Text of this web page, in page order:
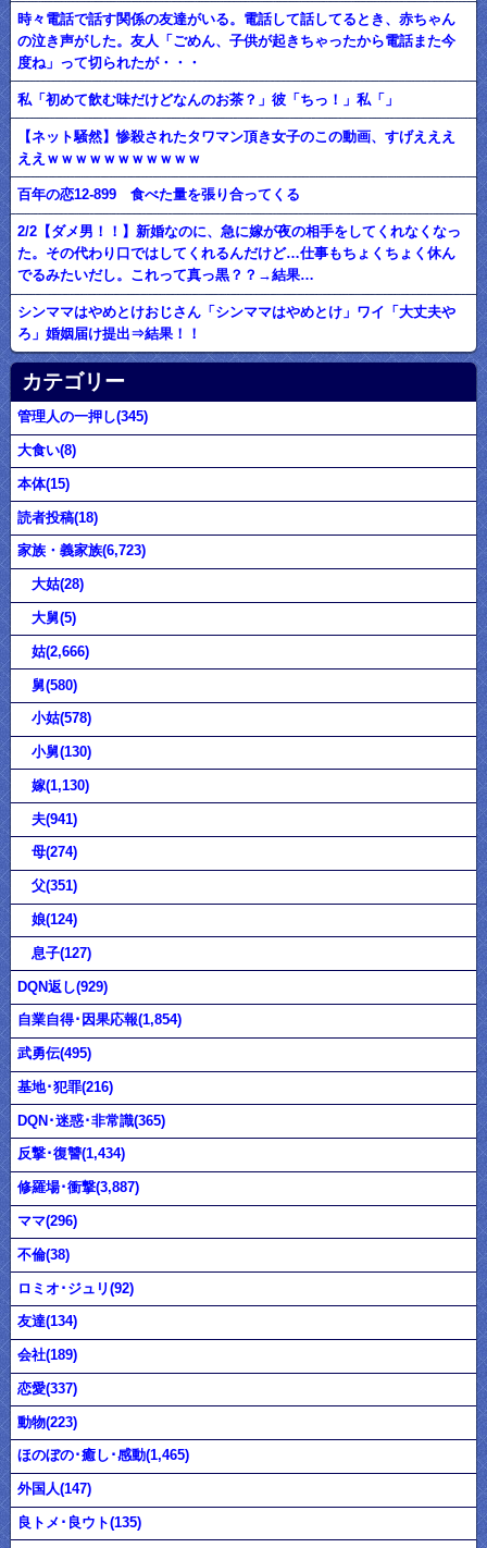
時々電話で話す関係の友達がいる。電話して話してるとき、赤ちゃん
の泣き声がした。友人「ごめん、子供が起きちゃったから電話また今
度ね」って切られたが・・・
私「初めて飲む味だけどなんのお茶？」彼「ちっ！」私「」
【ネット騒然】惨殺されたタワマン頂き女子のこの動画、すげえええ
ええｗｗｗｗｗｗｗｗｗｗｗ
百年の恋12-899 食べた量を張り合ってくる
2/2【ダメ男！！】新婚なのに、急に嫁が夜の相手をしてくれなくなっ
た。その代わり口ではしてくれるんだけど…仕事もちょくちょく休ん
でるみたいだし。これって真っ黒？？→結果…
シンママはやめとけおじさん「シンママはやめとけ」ワイ「大丈夫や
ろ」婚姻届け提出⇒結果！！
カテゴリー
管理人の一押し(345)
大食い(8)
本体(15)
読者投稿(18)
家族・義家族(6,723)
大姑(28)
大舅(5)
姑(2,666)
舅(580)
小姑(578)
小舅(130)
嫁(1,130)
夫(941)
母(274)
父(351)
娘(124)
息子(127)
DQN返し(929)
自業自得･因果応報(1,854)
武勇伝(495)
基地･犯罪(216)
DQN･迷惑･非常識(365)
反撃･復讐(1,434)
修羅場･衝撃(3,887)
ママ(296)
不倫(38)
ロミオ･ジュリ(92)
友達(134)
会社(189)
恋愛(337)
動物(223)
ほのぼの･癒し･感動(1,465)
外国人(147)
良トメ･良ウト(135)